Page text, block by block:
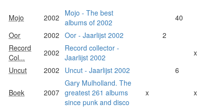
Mojo 2002
Mojo - The best
albums of 2002
40
Oor
2002 Oor - Jaarlijst 2002
2
Record
Col...
2002
Record collector -
Jaarlijst 2002
x
Uncut
2002 Uncut - Jaarlijst 2002 6
Boek 2007
Gary Mulholland. The
greatest 261 albums
since punk and disco
x x